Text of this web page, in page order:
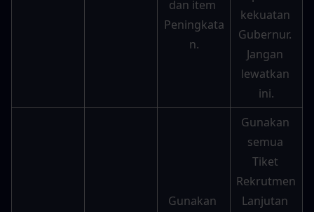
dan item
Peningkata
n.
kekuatan
Gubernur.
Jangan
lewatkan
ini.
Gunakan
Gunakan
semua
Tiket
Rekrutmen
Lanjutan